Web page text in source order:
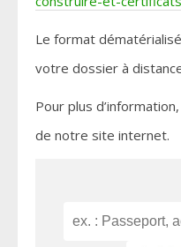
Le format
votre dossier à
Pour plus
de notre site internet.